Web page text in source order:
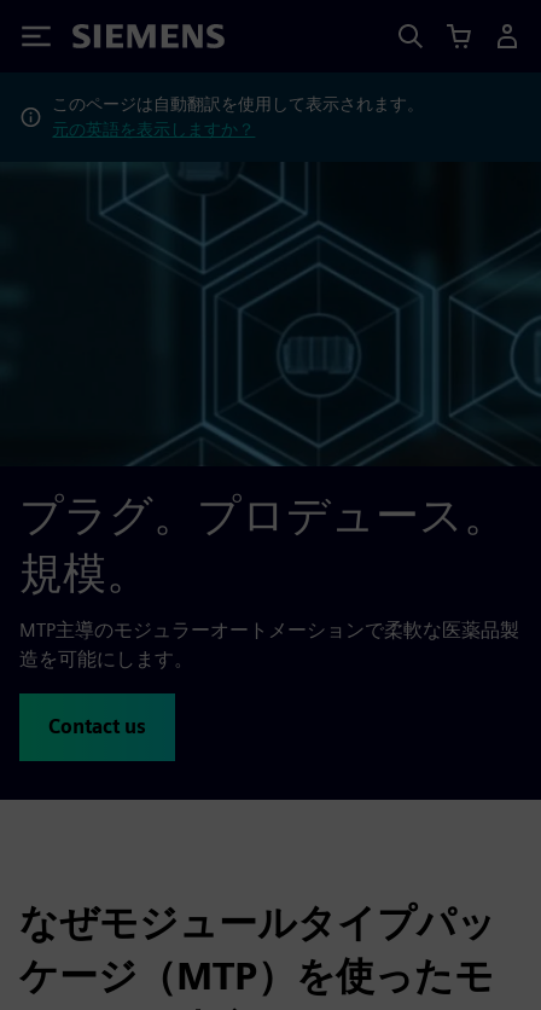
Siemens
このページは自動翻訳を使用して表示されます。
元の英語を表示しますか？
プラグ。プロデュース。
規模。
MTP主導のモジュラーオートメーションで柔軟な医薬品製
造を可能にします。
Contact us
なぜモジュールタイプパッ
ケージ（MTP）を使ったモ